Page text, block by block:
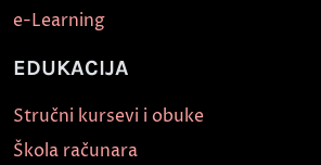
e-Learning
EDUKACIJA
Stručni kursevi i obuke
Škola računara